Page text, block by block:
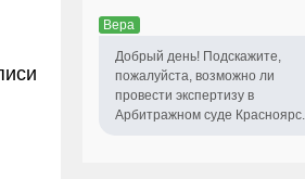
Вера
Добрый день! Подскажите,
пожалуйста, возможно ли
провести экспертизу в
Арбитражном суде Красноярс...